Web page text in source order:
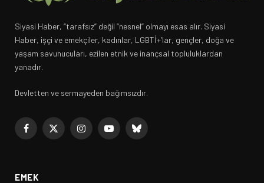
Siyasi Haber, “tarafsız” değil “nesnel” olmayı esas alır. Siyasi
Haber, işçi ve emekçiler, kadınlar, LGBTİ+’lar, gençler, doğa ve
yaşam savunucuları, ezilen etnik ve inançsal topluluklardan
yanadır.
Devletten ve sermayeden bağımsızdır.
Facebook
X
InstagramYouTubeBluesky
EMEK